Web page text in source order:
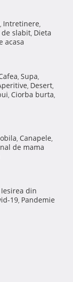
, Intretinere,
de slabit, Dieta
acasa
, Supa,
, Desert,
, Ciorba burta,
, Canapele,
de mama
Iesirea din
19, Pandemie